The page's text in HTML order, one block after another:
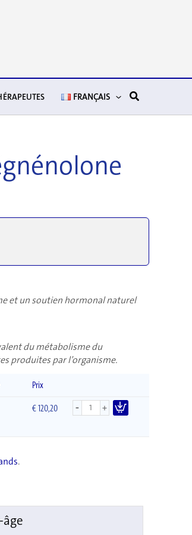
FRANÇAIS Rechercher
et un soutien hormonal naturel
du métabolisme du
produites par l’organisme.
Prix
€ 120,20 - +
.